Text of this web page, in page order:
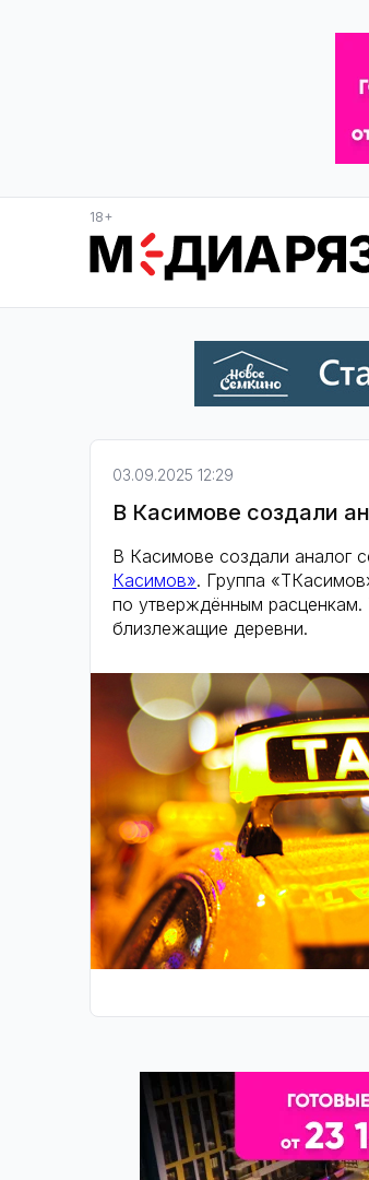
18+
03.09.2025 12:29
В Касимове создали
В Касимове создали аналог
Касимов». Группа
по утверждённым
близлежащие деревни.